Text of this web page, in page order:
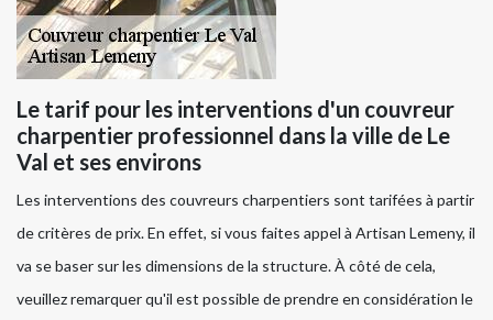
Le tarif pour les interventions d'un couvreur
charpentier professionnel dans la ville de Le
Val et ses environs
Les interventions des couvreurs charpentiers sont tarifées à partir
de critères de prix. En effet, si vous faites appel à Artisan Lemeny, il
va se baser sur les dimensions de la structure. À côté de cela,
veuillez remarquer qu'il est possible de prendre en considération le